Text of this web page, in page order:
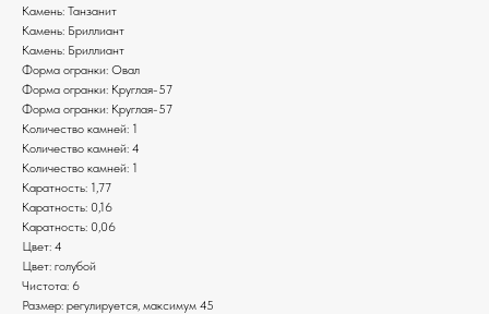
Камень: Танзанит
Камень: Бриллиант
Камень: Бриллиант
Форма огранки: Овал
Форма огранки: Круглая-57
Форма огранки: Круглая-57
Количество камней: 1
Количество камней: 4
Количество камней: 1
Каратность: 1,77
Каратность: 0,16
Каратность: 0,06
Цвет: 4
Цвет: голубой
Чистота: 6
Размер: регулируется, максимум 45